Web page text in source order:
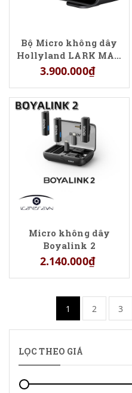
Bộ Micro không dây
Hollyland LARK MAX
2 Solo (Camera RX)
3.900.000₫
Micro không dây
Boyalink 2
2.140.000₫
1 2 3
LỌC THEO GIÁ